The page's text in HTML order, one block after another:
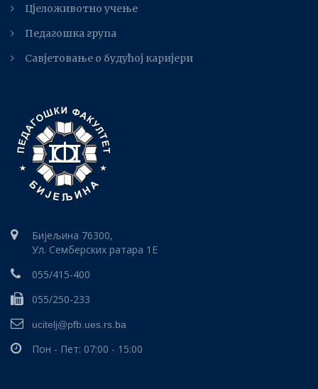
Цјеложивотно учење
Педагошка група
Савјетовање о будућој каријери
Бијељина 76300,
Ул. Семберских ратара 1E
055/415-400
055/250-233
ucitelj@pfb.ues.rs.ba
Пон - Пет: 07:00 - 15:00